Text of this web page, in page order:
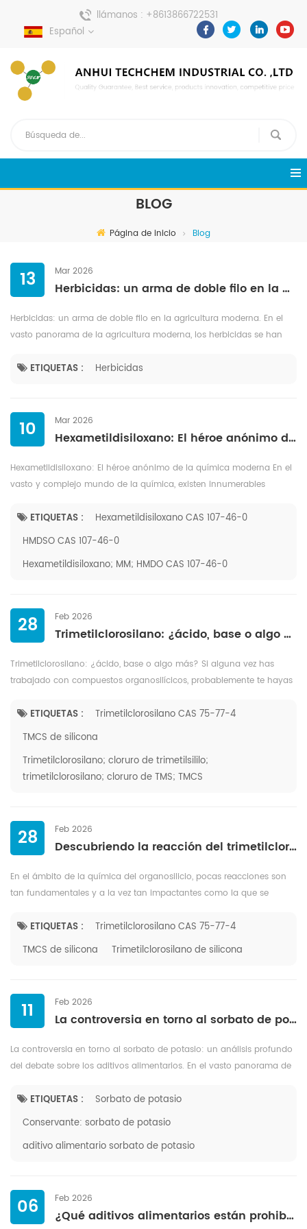
llámanos : +8613866722531
enviar un mensaje :
pweiping@techemi.com
Español
BLOG
Página de inicio Blog
13 Mar 2026
Herbicidas: un arma de doble filo en la agricultura moderna.
Herbicidas: un arma de doble filo en la agricultura moderna. En el
vasto panorama de la agricultura moderna, los herbicidas se han
compue...
ETIQUETAS : Herbicidas
10 Mar 2026
Hexametildisiloxano: El héroe anónimo de la química moderna
Hexametildisiloxano: El héroe anónimo de la química moderna En el
vasto y complejo mundo de la química, existen innumerables
siendo en g...
ETIQUETAS :
Hexametildisiloxano CAS 107-46-0
HMDSO CAS 107-46-0
Hexametildisiloxano; MM; HMDO CAS 107-46-0
28 Feb 2026
Trimetilclorosilano: ¿ácido, base o algo más?
Trimetilclorosilano: ¿ácido, base o algo más? Si alguna vez has
trabajado con compuestos organosilícicos, probablemente te hayas
versát...ETIQUETAS :
Trimetilclorosilano CAS 75-77-4
TMCS de silicona
Trimetilclorosilano; cloruro de trimetilsililo;
trimetilclorosilano; cloruro de TMS; TMCS
28 Feb 2026
Descubriendo la reacción del trimetilclorosilano con agua: química, riesgos y relevancia industrial
En el ámbito de la química del organosilicio, pocas reacciones son
tan fundamentales y a la vez tan impactantes como la que se
interacción, ...
ETIQUETAS :
Trimetilclorosilano CAS 75-77-4
TMCS de silicona
Trimetilclorosilano de silicona
11 Feb 2026
La controversia en torno al sorbato de potasio: un análisis profundo del debate sobre los aditivos alimentarios.
La controversia en torno al sorbato de potasio: un análisis profundo
del debate sobre los aditivos alimentarios. En el vasto panorama de
ETIQUETAS :
Sorbato de potasio
Conservante: sorbato de potasio
aditivo alimentario sorbato de potasio
06 Feb 2026
¿Qué aditivos alimentarios están prohibidos en Canadá?